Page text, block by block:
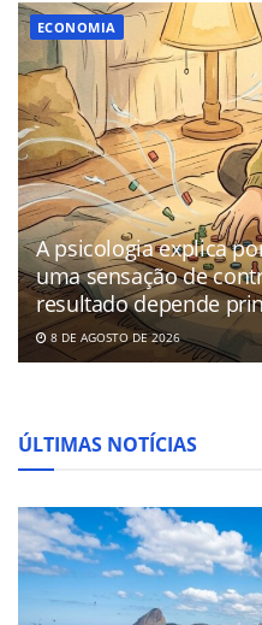
ECONOMIA
A psicologia explica
uma sensação de
resultado depende
8 DE AGOSTO DE 2026
ÚLTIMAS NOTÍCIAS